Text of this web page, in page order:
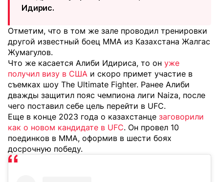
Идирис.
Отметим, что в том же зале проводил тренировки
другой известный боец MMA из Казахстана Жалгас
Жумагулов.
Что же касается Алиби Идириса, то он уже
получил визу в США и скоро примет участие в
съемках шоу The Ultimate Fighter. Ранее Алиби
дважды защитил пояс чемпиона лиги Naiza, после
чего поставил себе цель перейти в UFC.
Еще в конце 2023 года о казахстанце заговорили
как о новом кандидате в UFC. Он провел 10
поединков в MMA, оформив в шести боях
досрочную победу.